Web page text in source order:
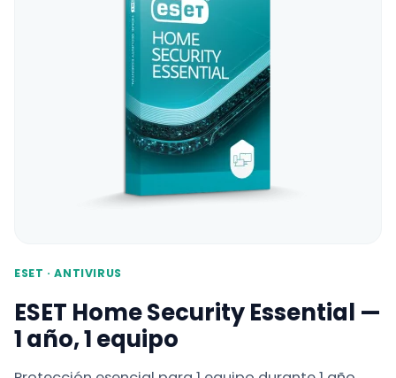
ESET · ANTIVIRUS
ESET Home Security Essential —
1 año, 1 equipo